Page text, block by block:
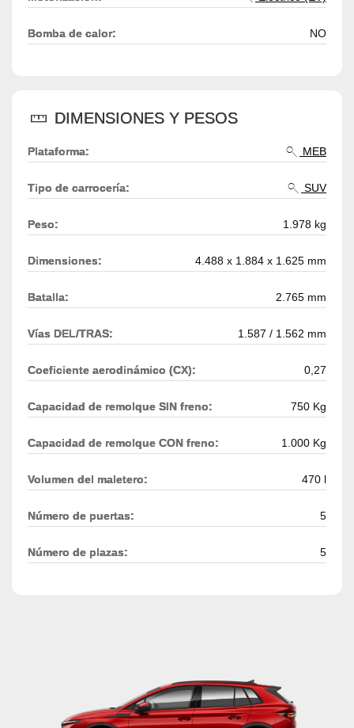
Bomba de calor: NO
DIMENSIONES Y PESOS
Plataforma: MEB
Tipo de carrocería: SUV
Peso: 1.978 kg
Dimensiones: 4.488 x 1.884 x 1.625 mm
Batalla: 2.765 mm
Vías DEL/TRAS: 1.587 / 1.562 mm
Coeficiente aerodinámico (CX): 0,27
Capacidad de remolque SIN freno: 750 Kg
Capacidad de remolque CON freno: 1.000 Kg
Volumen del maletero: 470 l
Número de puertas: 5
Número de plazas: 5